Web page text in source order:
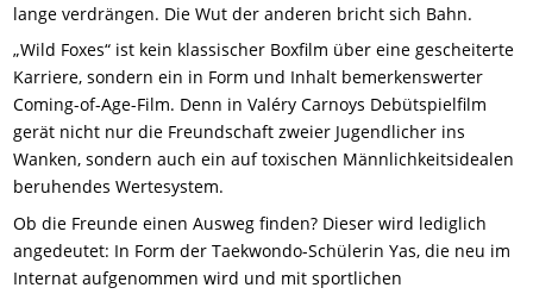
lange verdrängen. Die Wut der anderen bricht sich Bahn.
„Wild Foxes“ ist kein klassischer Boxfilm über eine gescheiterte
Karriere, sondern ein in Form und Inhalt bemerkenswerter
Coming-of-Age-Film. Denn in Valéry Carnoys Debütspielfilm
gerät nicht nur die Freundschaft zweier Jugendlicher ins
Wanken, sondern auch ein auf toxischen Männlichkeitsidealen
beruhendes Wertesystem.
Ob die Freunde einen Ausweg finden? Dieser wird lediglich
angedeutet: In Form der Taekwondo-Schülerin Yas, die neu im
Internat aufgenommen wird und mit sportlichen